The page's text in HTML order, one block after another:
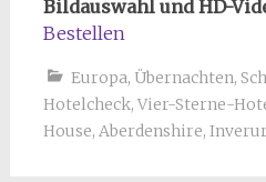
Bildauswahl und HD-
Bestellen
Europa, Übernachten,
Hotelcheck, Vier-Sterne-
House, Aberdenshire,